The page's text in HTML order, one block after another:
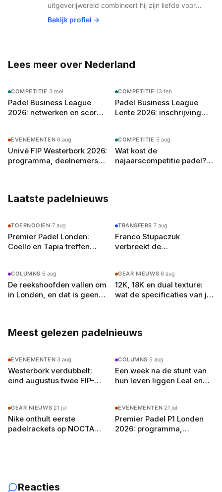
uitgeverijwereld combineert hij zijn liefde voor
publishing met de snelst groeiende sport van
Bekijk profiel →
Lees meer over Nederland
COMPETITIE ·3 mei
Padel Business League
2026: netwerken en scoren
COMPETITIE ·13 feb
Padel Business League
Lente 2026: inschrijving
EVENEMENTEN·6 aug
Univé FIP Westerbork 2026:
programma, deelnemers
COMPETITIE ·5 aug
Wat kost de
najaarscompetitie padel?
Laatste padelnieuws
TOERNOOIEN·7 aug
Premier Padel Londen:
Coello en Tapia treffen
TRANSFERS·7 aug
Franco Stupaczuk
verbreekt de
COLUMNS·6 aug
De reekshoofden vallen om
in Londen, en dat is geen
GEAR NIEUWS·6 aug
12K, 18K en dual texture:
wat de specificaties van je
Meest gelezen padelnieuws
EVENEMENTEN·3 aug
Westerbork verdubbelt:
eind augustus twee FIP-
COLUMNS·5 aug
Een week na de stunt van
hun leven liggen Leal en
GEAR NIEUWS·21 jul
Nike onthult eerste
padelrackets op NOCTA
EVENEMENTEN·21 jul
Premier Padel P1 Londen
2026: programma,
Reacties